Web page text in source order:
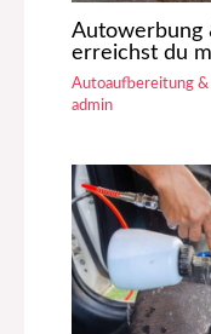
Autowerbung
erreichst du
Autoaufbereitung &
admin